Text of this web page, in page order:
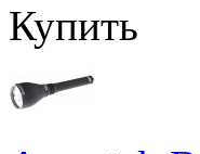
Купить